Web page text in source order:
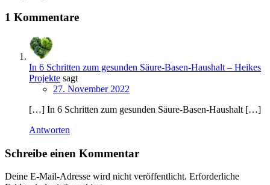
1 Kommentare
In 6 Schritten zum gesunden Säure-Basen-Haushalt – Heikes
Projekte sagt
27. November 2022
[…] In 6 Schritten zum gesunden Säure-Basen-Haushalt […]
Antworten
Schreibe einen Kommentar
Deine E-Mail-Adresse wird nicht veröffentlicht. Erforderliche